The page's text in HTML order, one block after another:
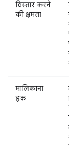
विस्तार करने
की क्षमता
मालिकाना
हक